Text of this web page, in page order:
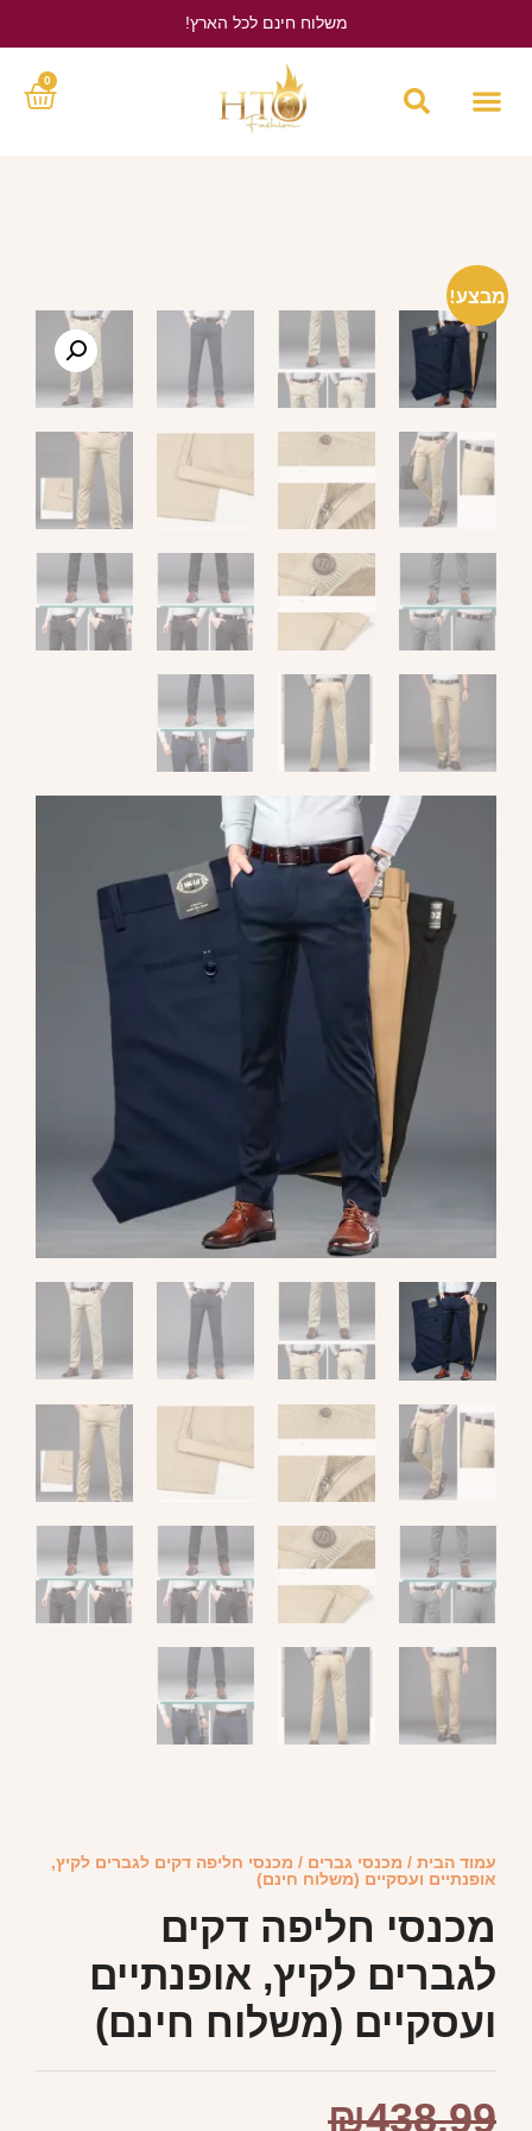
משלוח חינם לכל הארץ!
0
מבצע!
עמוד הבית / מכנסי גברים / מכנסי חליפה דקים לגברים לקיץ,
אופנתיים ועסקיים (משלוח חינם)
מכנסי חליפה דקים
לגברים לקיץ, אופנתיים
ועסקיים (משלוח חינם)
₪438.99